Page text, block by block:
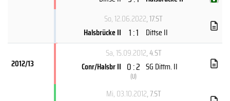
So, 12.06.2022, 17.ST
Halsbrücke II
1 : 1 Dittse II
2012/13
Sa, 15.09.2012, 4.ST
Conr/Halsbr II 0 : 2
(U)
SG Dittm. II
Mi, 03.10.2012, 7.ST